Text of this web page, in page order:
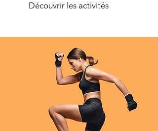
Découvrir les activités